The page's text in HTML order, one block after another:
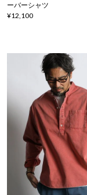
ーバーシャツ
¥12,100